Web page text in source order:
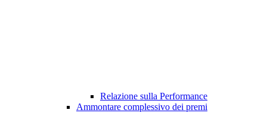
Relazione sulla Performance
Ammontare complessivo dei premi